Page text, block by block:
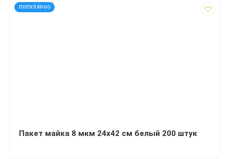
ПОПУЛЯРНО
код: 927785
Пакет майка 8 мкм 24х42 см белый 200 штук